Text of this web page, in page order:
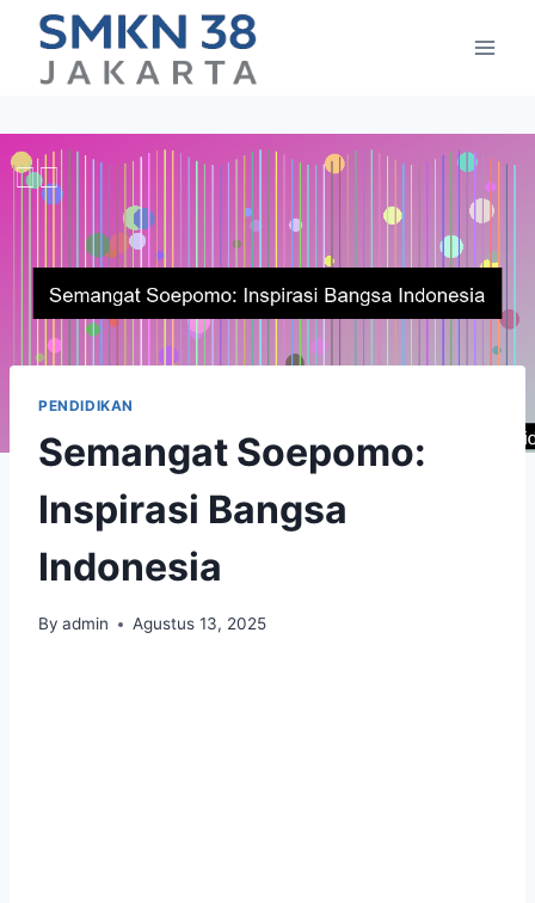
content
PENDIDIKAN
Semangat Soepomo:
Inspirasi Bangsa
Indonesia
By admin Agustus 13, 2025